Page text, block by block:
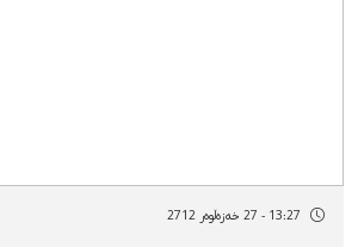
13:27 - 27 خەزەڵوەر 2712